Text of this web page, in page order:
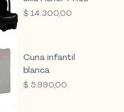
Precio
$ 14.300,00
Cuna infantil
blanca
Precio
$ 5.990,00